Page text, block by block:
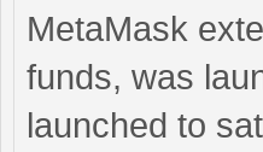
MetaMask
funds, was
launched to